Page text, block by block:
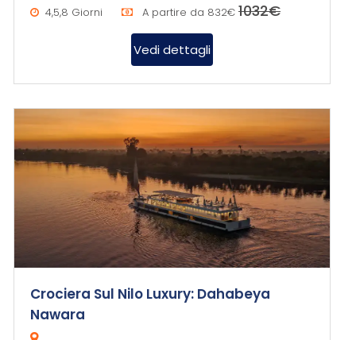
4,5,8 Giorni A partire da 832€ 1032€
Vedi dettagli
Crociera Sul Nilo Luxury: Dahabeya
Nawara